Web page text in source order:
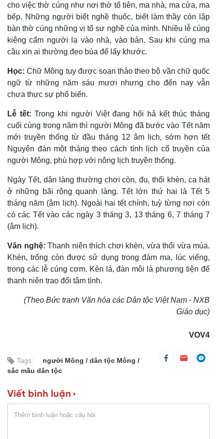
cho việc thờ cúng như nơi thờ tổ tiên, ma nhà, ma cửa, ma
bếp. Những người biết nghề thuốc, biết làm thầy còn lập
bàn thờ cúng những vị tổ sư nghề của mình. Nhiều lễ cúng
kiêng cấm người lạ vào nhà, vào bản. Sau khi cúng ma
cầu xin ai thường đeo bùa để lấy khước.
Học: Chữ Mông tuy được soạn thảo theo bộ vần chữ quốc
ngữ từ những năm sáu mươi nhưng cho đến nay vẫn
chưa thực sự phổ biến.
Lễ tết: Trong khi người Việt đang hối hả kết thúc tháng
cuối cùng trong năm thì người Mông đã bước vào Tết năm
mới truyền thống từ đầu tháng 12 âm lịch, sớm hơn tết
Nguyên đán một tháng theo cách tính lịch cổ truyền của
người Mông, phù hợp với nông lịch truyền thống.
Ngày Tết, dân làng thường chơi còn, đu, thổi khèn, ca hát
ở những bãi rộng quanh làng. Tết lớn thứ hai là Tết 5
tháng năm (âm lịch). Ngoài hai tết chính, tuỳ từng nơi còn
có các Tết vào các ngày 3 tháng 3, 13 tháng 6, 7 tháng 7
(âm lịch).
Văn nghệ: Thanh niên thích chơi khèn, vừa thổi vừa múa.
Khèn, trống còn được sử dụng trong đám ma, lúc viếng,
trong các lễ cúng cơm. Kèn lá, đàn môi là phương tiện để
thanh niên trao đổi tâm tình.
(Theo Bức tranh Văn hóa các Dân tộc Việt Nam - NXB
Giáo dục)
VOV4
Tags: người Mông
dân tộc Mông
sắc mầu dân tộc
Viết bình luận